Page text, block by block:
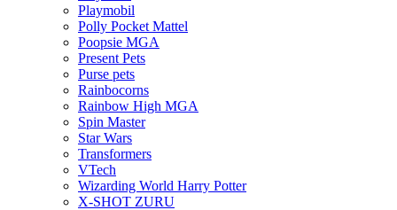
Playmobil
Polly Pocket Mattel
Poopsie MGA
Present Pets
Purse pets
Rainbocorns
Rainbow High MGA
Spin Master
Star Wars
Transformers
VTech
Wizarding World Harry Potter
X-SHOT ZURU